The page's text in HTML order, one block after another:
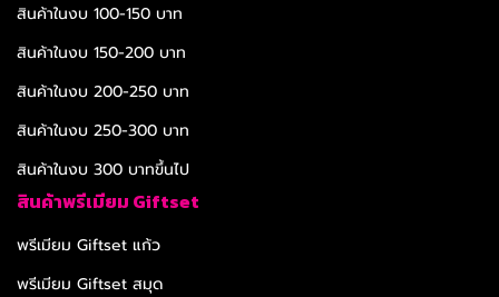
สินค้าในงบ 100-150 บาท
สินค้าในงบ 150-200 บาท
สินค้าในงบ 200-250 บาท
สินค้าในงบ 250-300 บาท
สินค้าในงบ 300 บาทขึ้นไป
สินค้าพรีเมียม Giftset
พรีเมียม Giftset แก้ว
พรีเมียม Giftset สมุด